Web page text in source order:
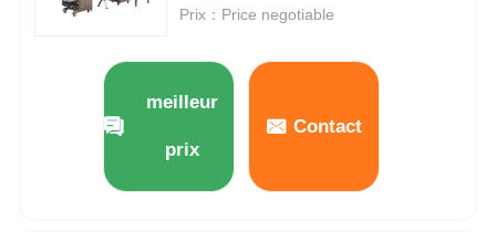
Prix：Price negotiable
meilleur
prix
Contact